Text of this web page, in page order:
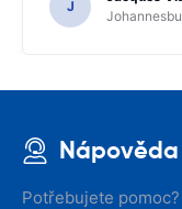
J
Potřebujete